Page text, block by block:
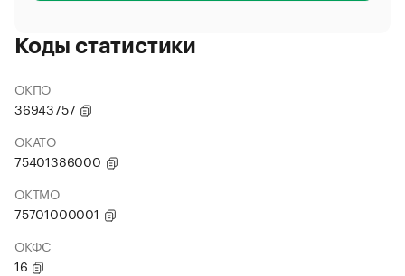
Коды статистики
ОКПО
36943757
ОКАТО
75401386000
ОКТМО
75701000001
ОКФС
16